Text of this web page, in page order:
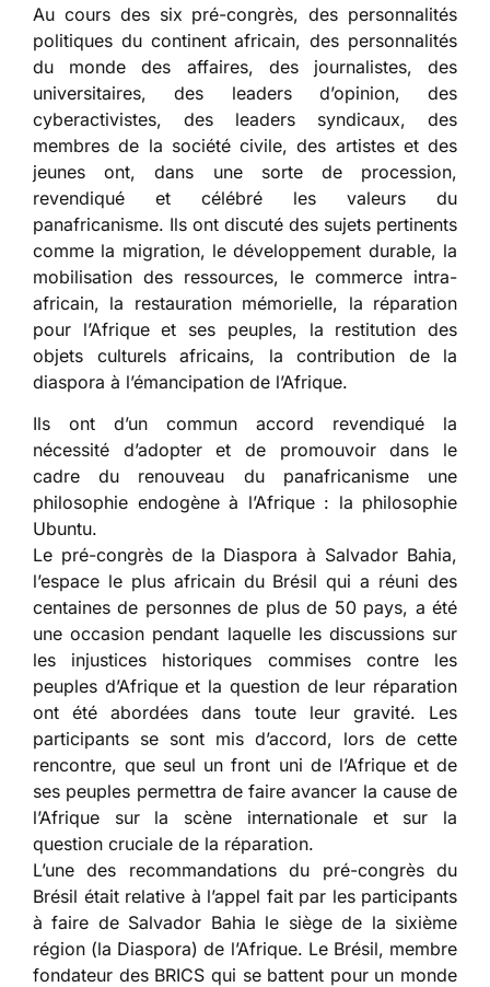
Au cours des six pré-congrès, des personnalités
politiques du continent africain, des personnalités
du monde des affaires, des journalistes, des
universitaires, des leaders d’opinion, des
cyberactivistes, des leaders syndicaux, des
membres de la société civile, des artistes et des
jeunes ont, dans une sorte de procession,
revendiqué et célébré les valeurs du
panafricanisme. Ils ont discuté des sujets pertinents
comme la migration, le développement durable, la
mobilisation des ressources, le commerce intra-
africain, la restauration mémorielle, la réparation
pour l’Afrique et ses peuples, la restitution des
objets culturels africains, la contribution de la
diaspora à l’émancipation de l’Afrique.
Ils ont d’un commun accord revendiqué la
nécessité d’adopter et de promouvoir dans le
cadre du renouveau du panafricanisme une
philosophie endogène à l’Afrique : la philosophie
Ubuntu.
Le pré-congrès de la Diaspora à Salvador Bahia,
l’espace le plus africain du Brésil qui a réuni des
centaines de personnes de plus de 50 pays, a été
une occasion pendant laquelle les discussions sur
les injustices historiques commises contre les
peuples d’Afrique et la question de leur réparation
ont été abordées dans toute leur gravité. Les
participants se sont mis d’accord, lors de cette
rencontre, que seul un front uni de l’Afrique et de
ses peuples permettra de faire avancer la cause de
l’Afrique sur la scène internationale et sur la
question cruciale de la réparation.
L’une des recommandations du pré-congrès du
Brésil était relative à l’appel fait par les participants
à faire de Salvador Bahia le siège de la sixième
région (la Diaspora) de l’Afrique. Le Brésil, membre
fondateur des BRICS qui se battent pour un monde